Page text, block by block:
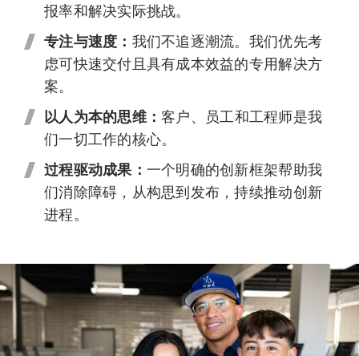
报率和解决实际挑战。
专注与速度： 我们不追逐潮流。我们优先考
虑可快速交付且具有成本效益的专用解决方
案。
以人为本的思维：客户、员工和工程师是我
们一切工作的核心。
过程驱动成果： 一个明确的创新框架帮助我
们消除障碍，从构思到发布，持续推动创新
进程。